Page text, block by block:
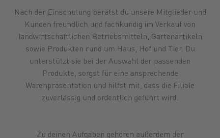
Nach der Einschulung berätst du unsere Mitglieder und
Kunden freundlich und fachkundig im Verkauf von
landwirtschaftlichen Betriebsmitteln, Gartenartikeln
sowie Produkten rund um Haus, Hof und Tier. Du
unterstützt sie bei der Auswahl der passenden
Produkte, sorgst für eine ansprechende
Warenpräsentation und hilfst mit, dass die Filiale
zuverlässig und ordentlich geführt wird.
Zu deinen Aufgaben gehören außerdem der